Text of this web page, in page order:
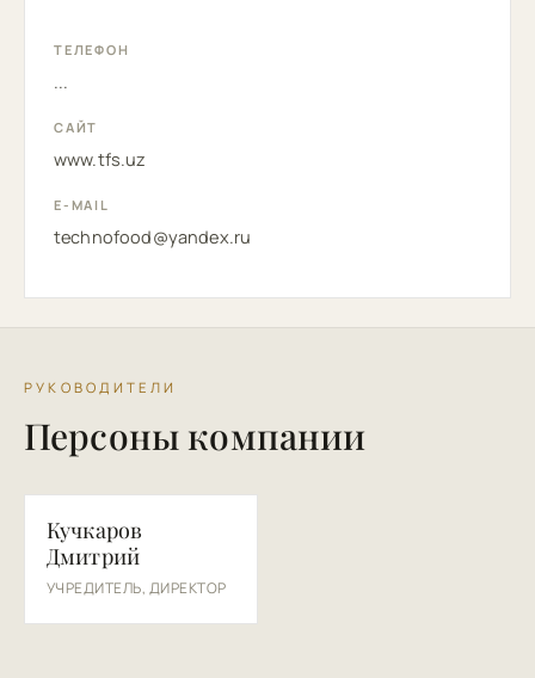
ТЕЛЕФОН
...
САЙТ
www.tfs.uz
E-MAIL
technofood@yandex.ru
РУКОВОДИТЕЛИ
Персоны компании
КД
Кучкаров
Дмитрий
УЧРЕДИТЕЛЬ, ДИРЕКТОР